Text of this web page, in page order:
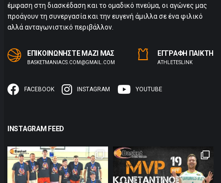
έμφαση στη διασκέδαση και το ομαδικό πνεύμα, οι αγώνες μας
προάγουν τη συνεργασία και την ευγενή άμιλλα σε ένα φιλικό
αλλά ανταγωνιστικό περιβάλλον.
ΕΠΙΚΟΙΝΩΝΗΣΤΕ ΜΑΖΙ ΜΑΣ
BASKETMANIACS.COM@GMAIL.COM
ΕΓΓΡΑΦΗ ΠΑΙΚΤΗ
ΑTHLETESLINK
FACEBOOK INSTAGRAM YOUTUBE
INSTAGRAM FEED